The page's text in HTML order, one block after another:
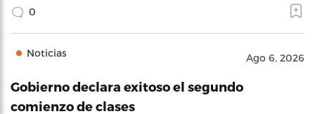
0
Noticias Ago 6, 2026
Gobierno declara exitoso el segundo
comienzo de clases